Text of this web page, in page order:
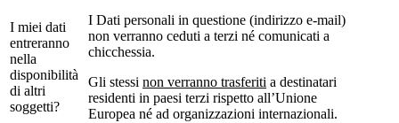
I miei dati
entreranno
nella
disponibilità
di altri
soggetti?
I Dati personali in questione (indirizzo e-mail)
non verranno ceduti a terzi né comunicati a
chicchessia.
Gli stessi non verranno trasferiti a destinatari
residenti in paesi terzi rispetto all’Unione
Europea né ad organizzazioni internazionali.